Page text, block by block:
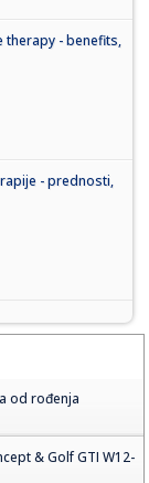
therapy - benefits,
- prednosti,
od rođenja
& Golf GTI W12-